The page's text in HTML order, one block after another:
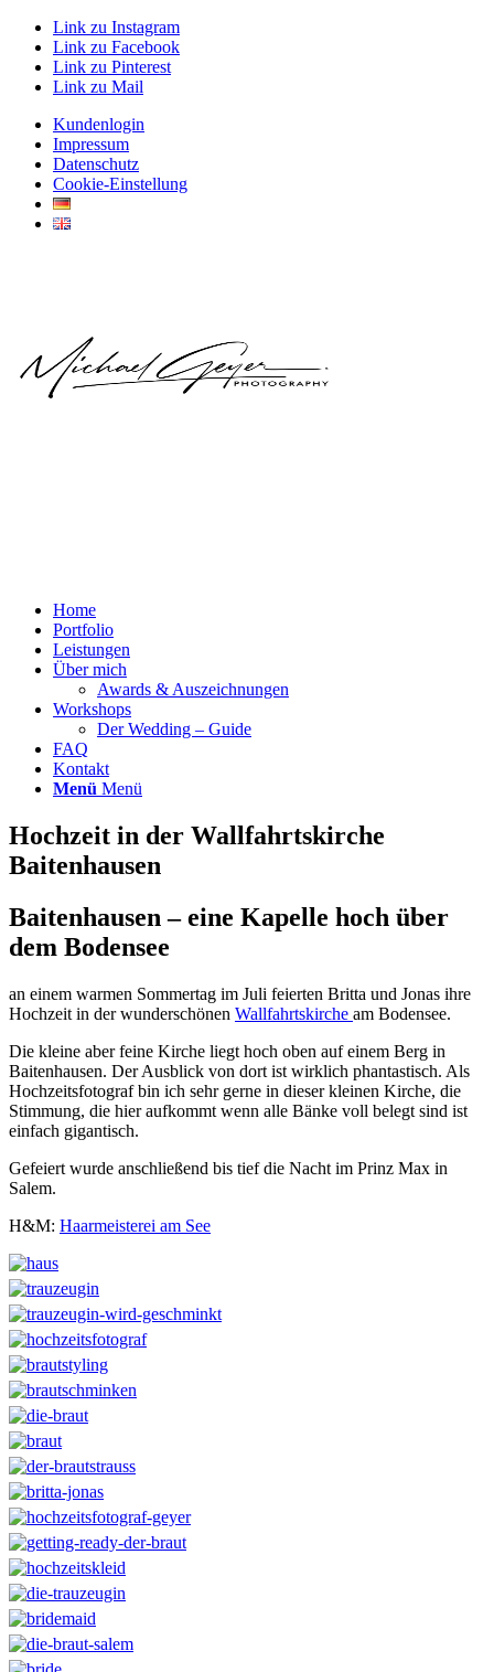
Link zu Instagram
Link zu Facebook
Link zu Pinterest
Link zu Mail
Kundenlogin
Impressum
Datenschutz
Cookie-Einstellung
Home
Portfolio
Leistungen
Über mich
Awards & Auszeichnungen
Workshops
Der Wedding – Guide
FAQ
Kontakt
Menü Menü
Hochzeit in der Wallfahrtskirche
Baitenhausen
Baitenhausen – eine Kapelle hoch über
dem Bodensee
an einem warmen Sommertag im Juli feierten Britta und Jonas ihre
Hochzeit in der wunderschönen Wallfahrtskirche am Bodensee.
Die kleine aber feine Kirche liegt hoch oben auf einem Berg in
Baitenhausen. Der Ausblick von dort ist wirklich phantastisch. Als
Hochzeitsfotograf bin ich sehr gerne in dieser kleinen Kirche, die
Stimmung, die hier aufkommt wenn alle Bänke voll belegt sind ist
einfach gigantisch.
Gefeiert wurde anschließend bis tief die Nacht im Prinz Max in
Salem.
H&M: Haarmeisterei am See